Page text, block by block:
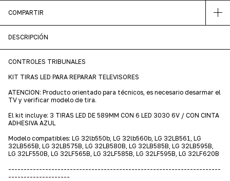
COMPARTIR
DESCRIPCIÓN
CONTROLES TRIBUNALES
KIT TIRAS LED PARA REPARAR TELEVISORES
ATENCION: Producto orientado para técnicos, es necesario desarmar el
TV y verificar modelo de tira.
El kit incluye: 3 TIRAS LED DE 589MM CON 6 LED 3030 6V / CON CINTA
ADHESIVA AZUL
Modelo compatibles: LG 32lb550b, LG 32lb560b, LG 32LB561, LG
32LB565B, LG 32LB575B, LG 32LB580B, LG 32LB585B, LG 32LB595B,
LG 32LF550B, LG 32LF565B, LG 32LF585B, LG 32LF595B, LG 32LF620B
---------------------------------------------------------------------
--------------------